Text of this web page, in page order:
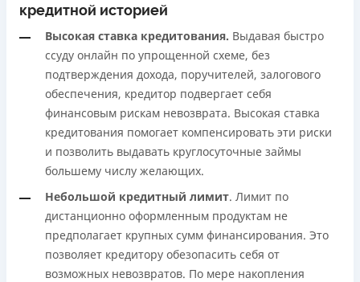
кредитной историей
Высокая ставка кредитования. Выдавая быстро
ссуду онлайн по упрощенной схеме, без
подтверждения дохода, поручителей, залогового
обеспечения, кредитор подвергает себя
финансовым рискам невозврата. Высокая ставка
кредитования помогает компенсировать эти риски
и позволить выдавать круглосуточные займы
большему числу желающих.
Небольшой кредитный лимит. Лимит по
дистанционно оформленным продуктам не
предполагает крупных сумм финансирования. Это
позволяет кредитору обезопасить себя от
возможных невозвратов. По мере накопления